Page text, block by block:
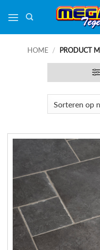
naar
HOME / PRODUCT